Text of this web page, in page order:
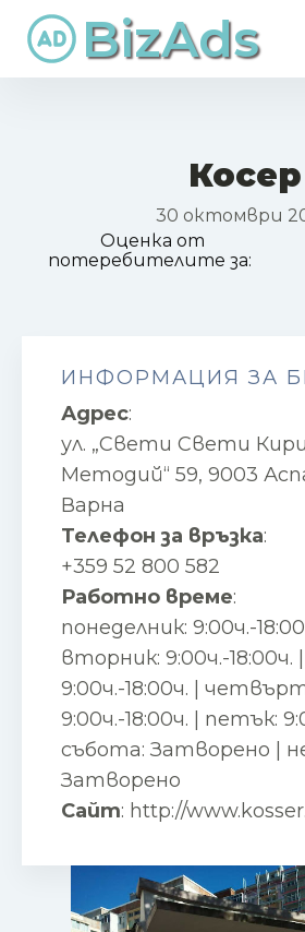
BizAds
Косер
30 октомври
Оценка от
потеребителите за:
ИНФОРМАЦИЯ ЗА
Адрес:
ул. „Свети Свети
Методий“ 59, 9003
Варна
Телефон за връзка:
+359 52 800 582
Работно време:
понеделник: 9:00ч.-
вторник: 9:00ч.-18:00ч.
9:00ч.-18:00ч. |
9:00ч.-18:00ч. | петък:
събота: Затворено |
Затворено
Сайт: http://